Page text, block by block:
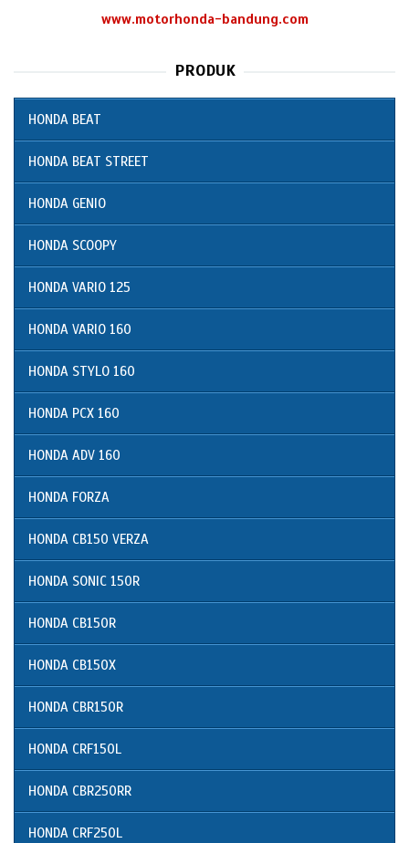
www.motorhonda-bandung.com
PRODUK
HONDA BEAT
HONDA BEAT STREET
HONDA GENIO
HONDA SCOOPY
HONDA VARIO 125
HONDA VARIO 160
HONDA STYLO 160
HONDA PCX 160
HONDA ADV 160
HONDA FORZA
HONDA CB150 VERZA
HONDA SONIC 150R
HONDA CB150R
HONDA CB150X
HONDA CBR150R
HONDA CRF150L
HONDA CBR250RR
HONDA CRF250L